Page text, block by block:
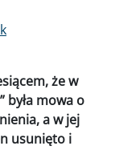
że w
była mowa o
a w jej
usunięto i